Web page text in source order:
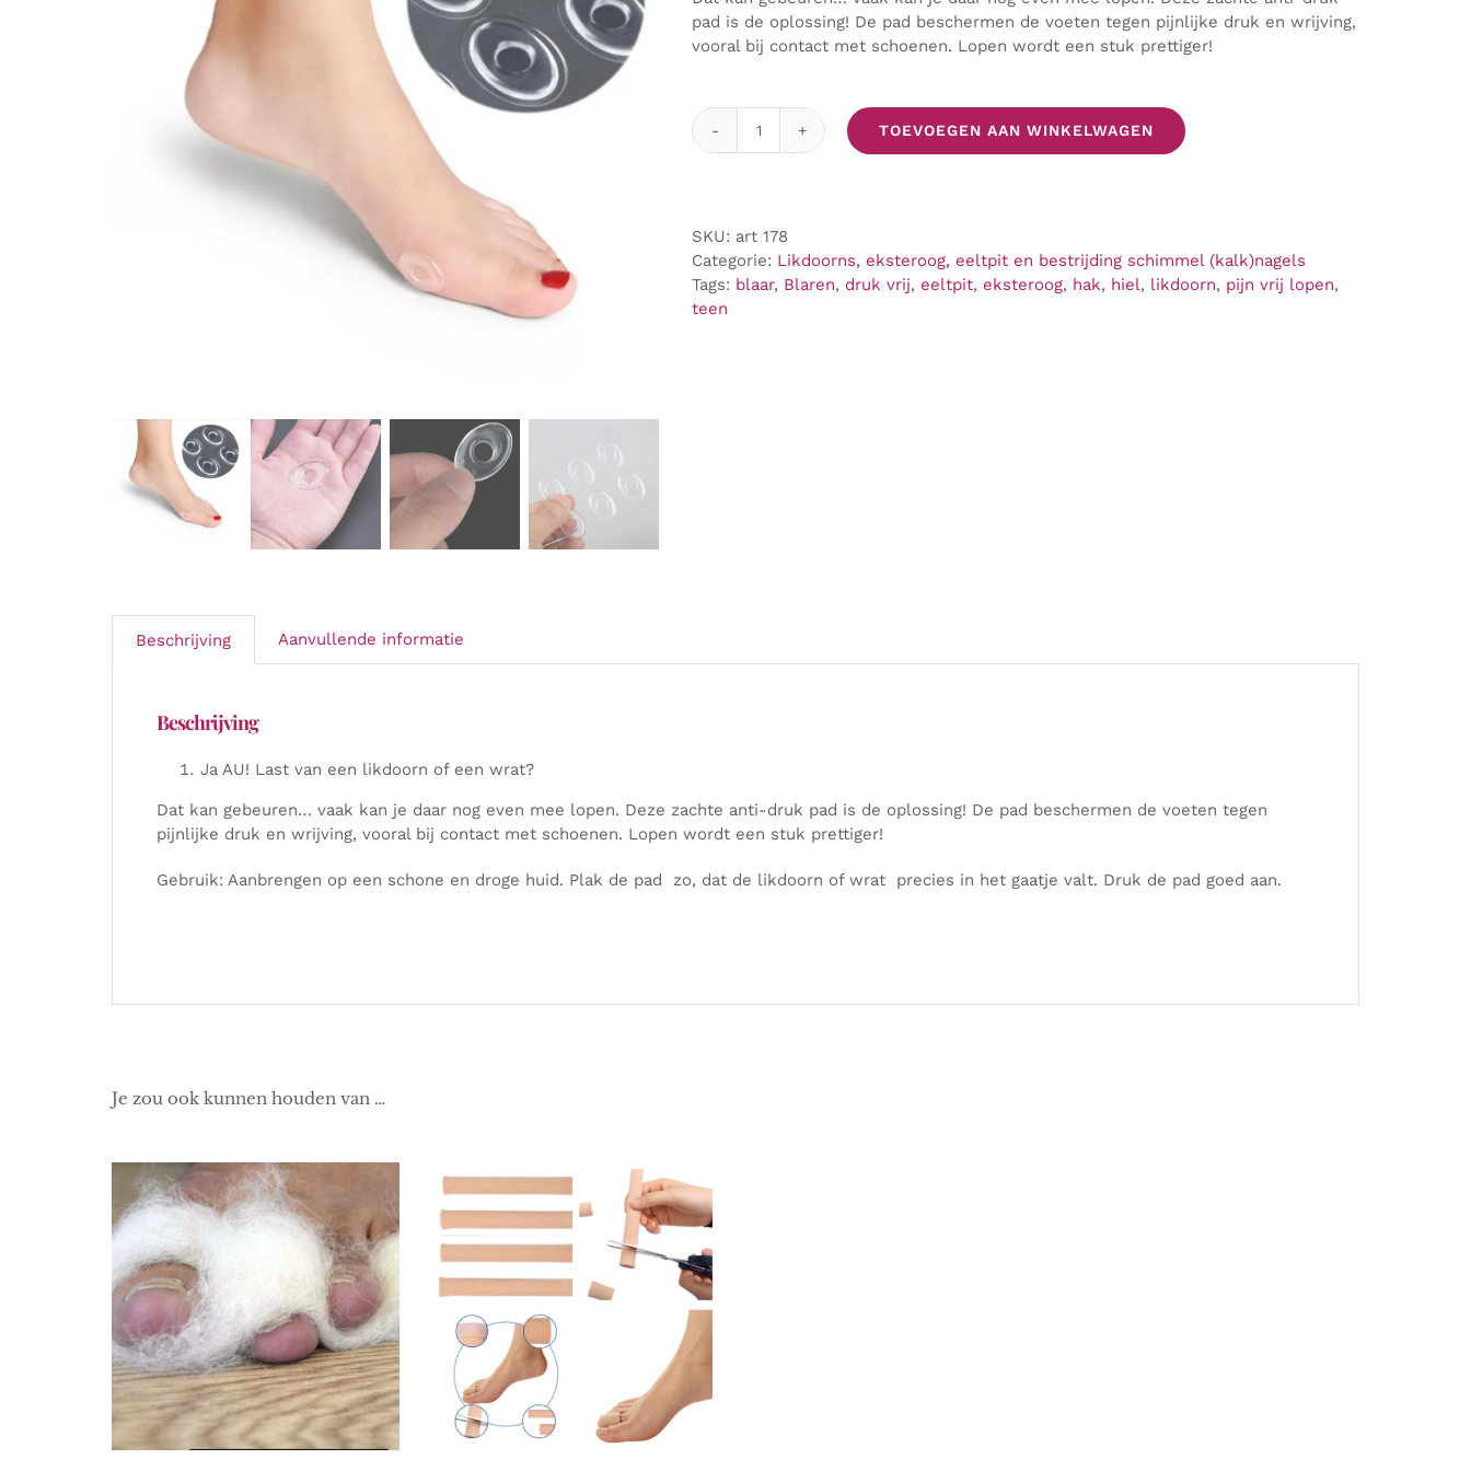
pad is de oplossing! De pad beschermen de voeten tegen pijnlijke druk en wrijving,
vooral bij contact met schoenen. Lopen wordt een stuk prettiger!
Anti-
likdoorns
aantal
TOEVOEGEN AAN WINKELWAGEN
SKU: art 178
Categorie: Likdoorns, eksteroog, eeltpit en bestrijding schimmel (kalk)nagels
Tags: blaar, Blaren, druk vrij, eeltpit, eksteroog, hak, hiel, likdoorn, pijn vrij lopen,
teen
Beschrijving Aanvullende informatie
Beschrijving
Ja AU! Last van een likdoorn of een wrat?
Dat kan gebeuren… vaak kan je daar nog even mee lopen. Deze zachte anti-druk pad is de oplossing! De pad beschermen de voeten tegen
pijnlijke druk en wrijving, vooral bij contact met schoenen. Lopen wordt een stuk prettiger!
Gebruik: Aanbrengen op een schone en droge huid. Plak de pad zo, dat de likdoorn of wrat precies in het gaatje valt. Druk de pad goed aan.
Je zou ook kunnen houden van …